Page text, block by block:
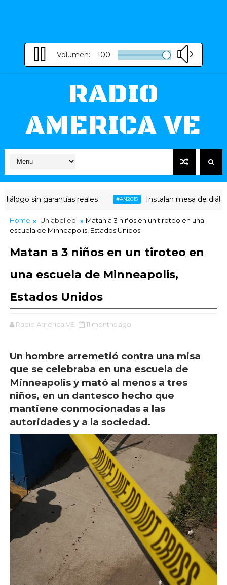
Volumen: 100
RADIO
AMERICA VE
sin garantías reales #AN2015 Instalan mesa de
Home Unlabelled
Matan a 3 niños en un tiroteo en una
escuela de Minneapolis, Estados Unidos
Matan a 3 niños en un tiroteo en
una escuela de Minneapolis,
Estados Unidos
Radio America VE 11 months ago
Un hombre arremetió contra una misa
que se celebraba en una escuela de
Minneapolis y mató al menos a tres
niños, en un dantesco hecho que
mantiene conmocionadas a las
autoridades y a la sociedad.